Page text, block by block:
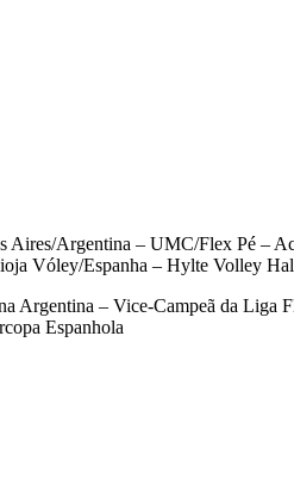
Argentina – UMC/Flex Pé –
Vóley/Espanha – Hylte Volley
Argentina – Vice-Campeã da Liga
Espanhola